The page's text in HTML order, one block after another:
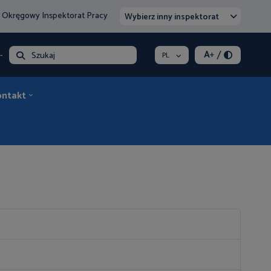
Inspektorat Pracy Wybierz inny inspektorat
Szukaj PL A+/